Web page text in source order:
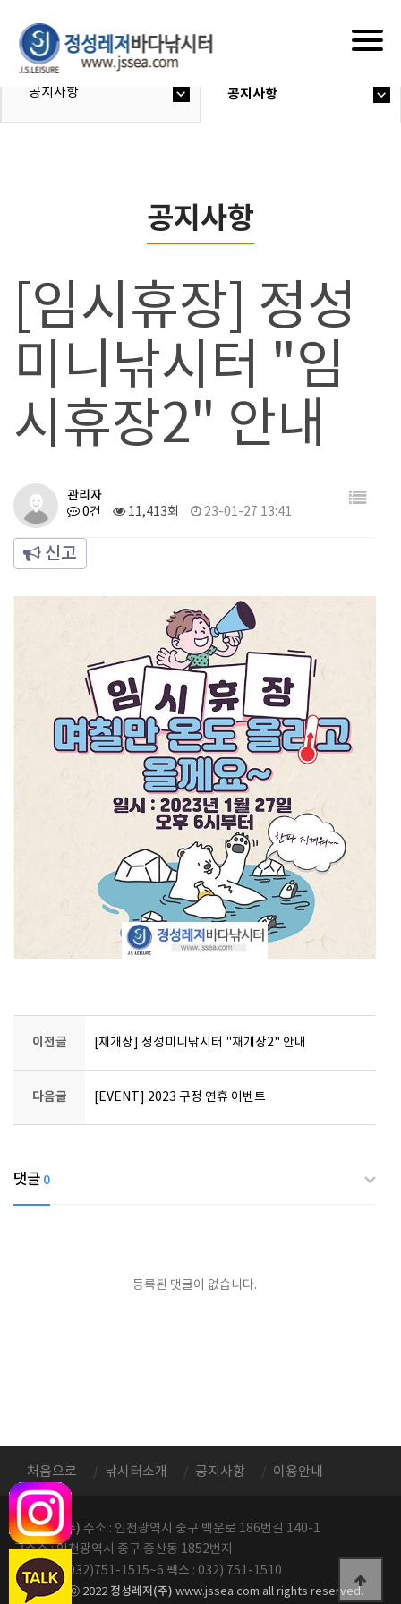
공지사항 공지사항
공지사항
[임시휴장] 정성
미니낚시터 "임
시휴장2" 안내
관리자
0건 11,413회 23-01-27 13:41
신고
이전글 [재개장] 정성미니낚시터 "재개장2" 안내
다음글 [EVENT] 2023 구정 연휴 이벤트
댓글 0
등록된 댓글이 없습니다.
처음으로 낚시터소개 공지사항 이용안내
정성레저(주) 주소 : 인천광역시 중구 백운로 186번길 140-1
구주소 : 인천광역시 중구 중산동 1852번지
전화번호: 032)751-1515~6 팩스 : 032) 751-1510
copyright ⓒ 2022 정성레저(주) www.jssea.com all rights reserved.